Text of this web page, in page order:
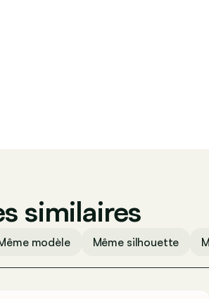
similaires
modèle Même silhouette